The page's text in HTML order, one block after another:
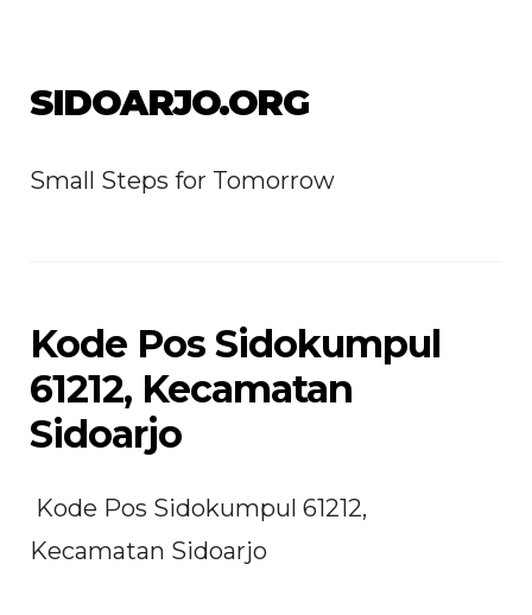
SIDOARJO.ORG
Small Steps for Tomorrow
Kode Pos Sidokumpul
61212, Kecamatan
Sidoarjo
Kode Pos Sidokumpul 61212,
Kecamatan Sidoarjo